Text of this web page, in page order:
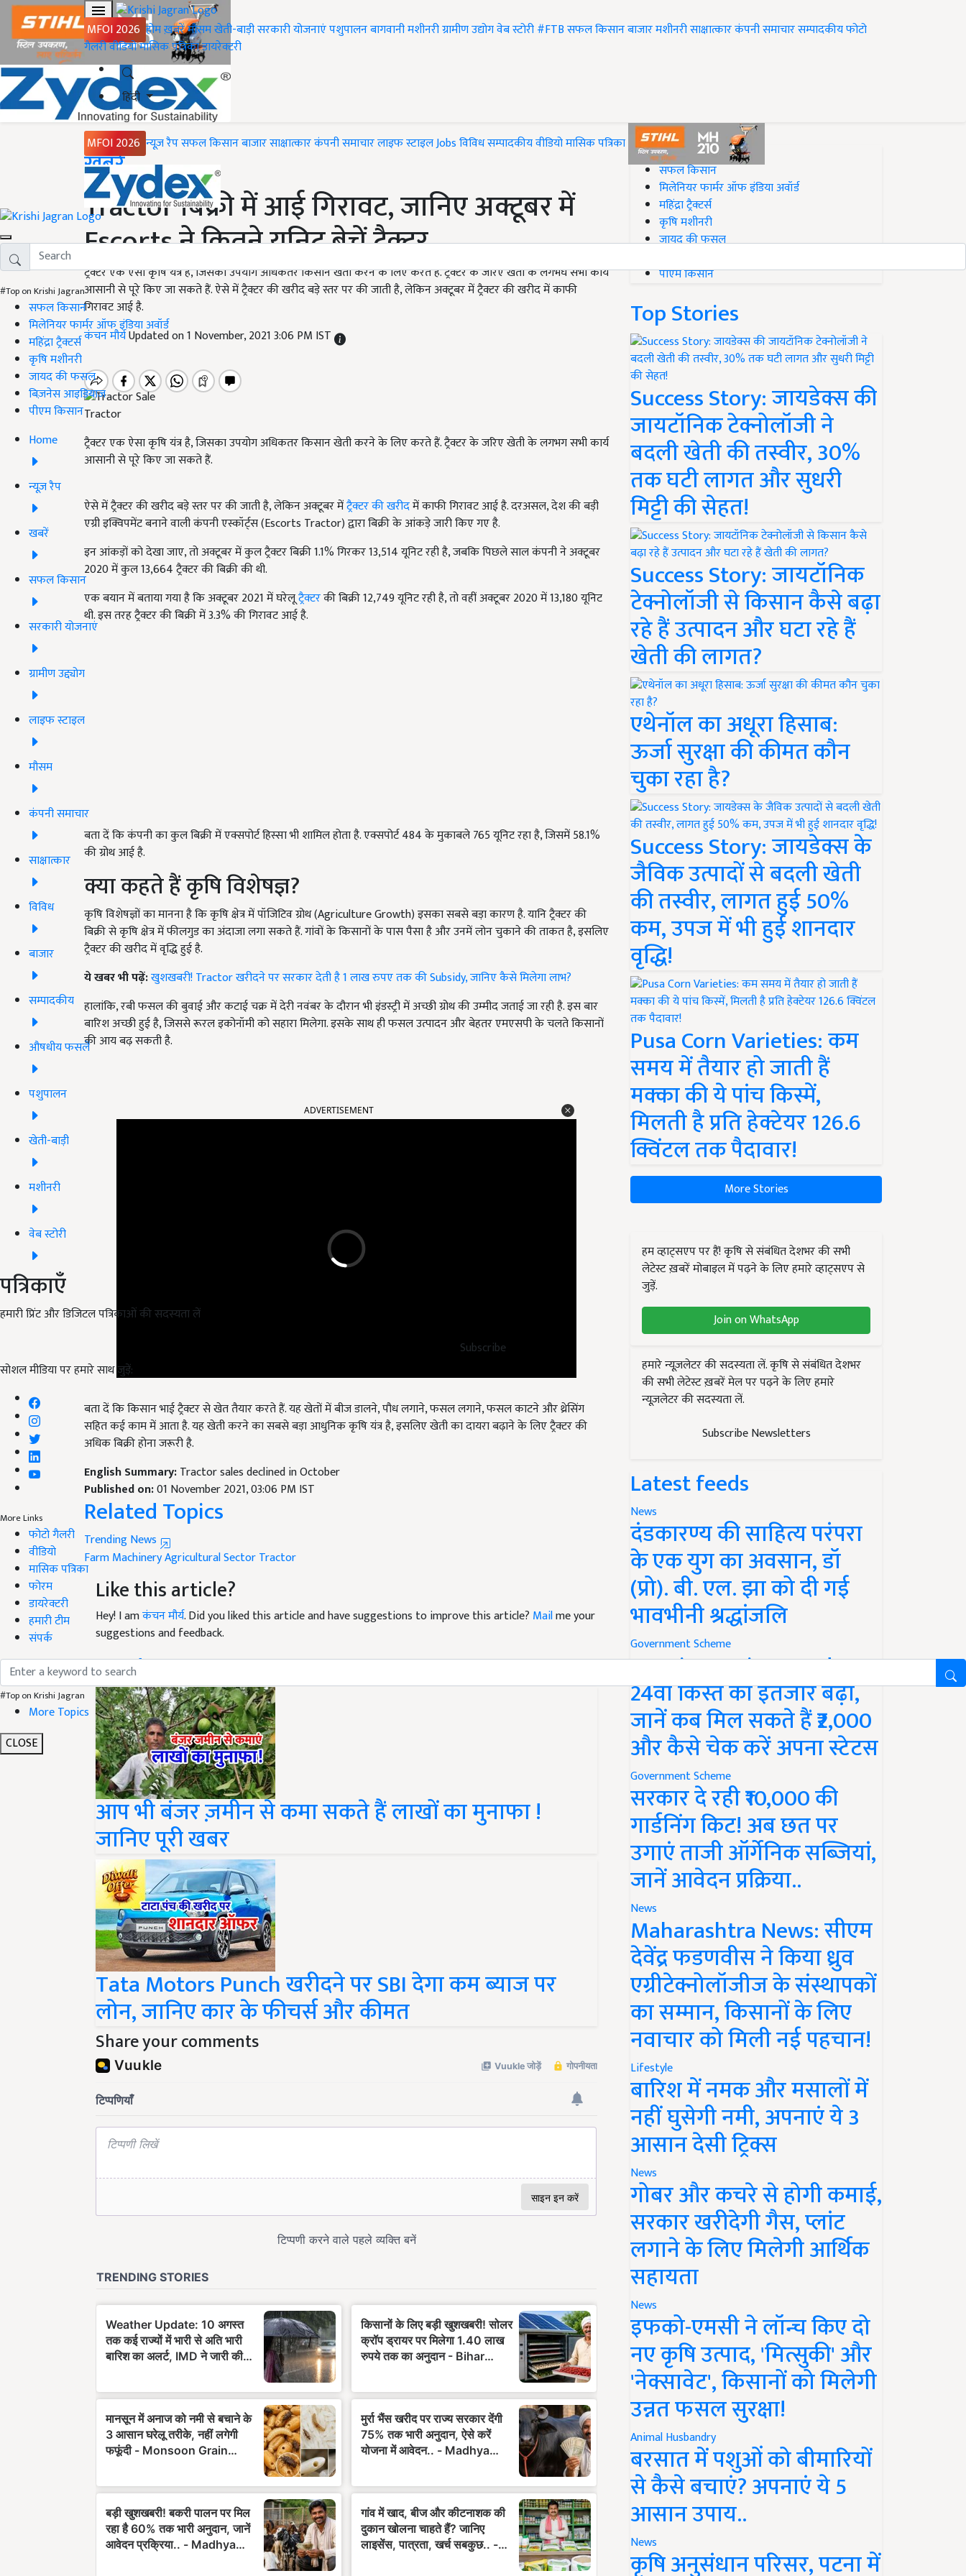
MFOI 2026 होमख़बरेंमौसमखेती-बाड़ीसरकारी योजनाएंपशुपालनबागवानीमशीनरीग्रामीण उद्योगवेब स्टोरी#FTBसफल किसानबाजारमशीनरीसाक्षात्कारकंपनी समाचारसम्पादकीयफोटो
गैलरीवीडियोमासिक पत्रिकाडायरेक्टरी
हिंदी
MFOI 2026 न्यूज़ रैपसफल किसानबाजारसाक्षात्कारकंपनी समाचारलाइफ स्टाइलJobsविविधसम्पादकीयवीडियोमासिक पत्रिका
#Top on Krishi Jagran
सफल किसान
मिलेनियर फार्मर ऑफ इंडिया अवॉर्ड
महिंद्रा ट्रैक्टर्स
कृषि मशीनरी
जायद की फसल
बिज़नेस आइडियाज
पीएम किसान
Home
न्यूज़ रैप
खबरें
सफल किसान
सरकारी योजनाएं
ग्रामीण उद्द्योग
लाइफ स्टाइल
मौसम
कंपनी समाचार
साक्षात्कार
विविध
बाजार
सम्पादकीय
औषधीय फसलें
पशुपालन
खेती-बाड़ी
मशीनरी
वेब स्टोरी
पत्रिकाएँ
हमारी प्रिंट और डिजिटल पत्रिकाओं की सदस्यता लें
Subscribe
सोशल मीडिया पर हमारे साथ जुड़ें:
More Links
फोटो गैलरी
वीडियो
मासिक पत्रिका
फोरम
डायरेक्टरी
हमारी टीम
संपर्क
#Top on Krishi Jagran
More Topics
CLOSE
Home
ख़बरें
Tractor बिक्री में आई गिरावट, जानिए अक्टूबर में
Escorts ने कितने यूनिट बेचें ट्रैक्टर
ट्रैक्टर एक ऐसा कृषि यंत्र है, जिसका उपयोग अधिकतर किसान खेती करने के लिए करते हैं. ट्रैक्टर के जरिए खेती के लगभघ सभी कार्य
आसानी से पूरे किए जा सकते हैं. ऐसे में ट्रैक्टर की खरीद बड़े स्तर पर की जाती है, लेकिन अक्टूबर में ट्रैक्टर की खरीद में काफी
गिरावट आई है.
कंचन मौर्यUpdated on 1 November, 2021 3:06 PM IST
Tractor
ट्रैक्टर एक ऐसा कृषि यंत्र है, जिसका उपयोग अधिकतर किसान खेती करने के लिए करते हैं. ट्रैक्टर के जरिए खेती के लगभग सभी कार्य
आसानी से पूरे किए जा सकते हैं.
ऐसे में ट्रैक्टर की खरीद बड़े स्तर पर की जाती है, लेकिन अक्टूबर मेंट्रैक्टर की खरीदमें काफी गिरावट आई है. दरअसल, देश की बड़ी
एग्री इक्विपमेंट बनाने वाली कंपनी एस्कॉर्ट्स (Escorts Tractor) द्वारा बिक्री के आंकड़े जारी किए गए है.
इन आंकड़ों को देखा जाए, तो अक्टूबर में कुल ट्रैक्टर बिक्री 1.1% गिरकर 13,514 यूनिट रही है, जबकि पिछले साल कंपनी ने अक्टूबर
2020 में कुल 13,664 ट्रैक्टर की बिक्री की थी.
एक बयान में बताया गया है कि अक्टूबर 2021 में घरेलूट्रैक्टरकी बिक्री 12,749 यूनिट रही है, तो वहीं अक्टूबर 2020 में 13,180 यूनिट
थी. इस तरह ट्रैक्टर की बिक्री में 3.3% की गिरावट आई है.
बता दें कि कंपनी का कुल बिक्री में एक्सपोर्ट हिस्सा भी शामिल होता है. एक्सपोर्ट 484 के मुकाबले 765 यूनिट रहा है, जिसमें 58.1%
की ग्रोथ आई है.
क्या कहते हैं कृषि विशेषज्ञ?
कृषि विशेषज्ञों का मानना है कि कृषि क्षेत्र में पॉजिटिव ग्रोथ (Agriculture Growth) इसका सबसे बड़ा कारण है. यानि ट्रैक्टर की
बिक्री से कृषि क्षेत्र में फीलगुड का अंदाजा लगा सकते हैं. गांवों के किसानों के पास पैसा है और उनमें लोन चुकाने की ताकत है, इसलिए
ट्रैक्टर की खरीद में वृद्धि हुई है.
ये खबर भी पढ़ें:खुशखबरी! Tractor खरीदने पर सरकार देती है 1 लाख रुपए तक की Subsidy, जानिए कैसे मिलेगा लाभ?
हालांकि, रबी फसल की बुवाई और कटाई चक्र में देरी नवंबर के दौरान भी इंडस्ट्री में अच्छी ग्रोथ की उम्मीद जताई जा रही है. इस बार
बारिश अच्छी हुई है, जिससे रूरल इकोनॉमी को सहारा मिलेगा. इसके साथ ही फसल उत्पादन और बेहतर एमएसपी के चलते किसानों
की आय बढ़ सकती है.
सहित कई काम में आता है. यह खेती करने का सबसे बड़ा आधुनिक कृषि यंत्र है, इसलिए खेती का दायरा बढ़ाने के लिए ट्रैक्टर की
अधिक बिक्री होना जरूरी है.
Published on:01 November 2021, 03:06 PM IST
Related Topics
Trending News
Farm MachineryAgricultural Sector
Like this article?
Hey! I amकंचन मौर्य. Did you liked this article and have suggestions to improve this article?
suggestions and feedback.
Read next
आप भी बंजर ज़मीन से कमा सकते हैं लाखों का मुनाफा !
जानिए पूरी खबर
Tata Motors Punch खरीदने पर SBI देगा कम ब्याज पर
लोन, जानिए कार के फीचर्स और कीमत
Share your comments
#Top on Krishi Jagran
सफल किसान
मिलेनियर फार्मर ऑफ इंडिया अवॉर्ड
महिंद्रा ट्रैक्टर्स
कृषि मशीनरी
जायद की फसल
पीएम किसान
Top Stories
Success Story: जायडेक्स की
जायटॉनिक टेक्नोलॉजी ने
बदली खेती की तस्वीर, 30%
तक घटी लागत और सुधरी
मिट्टी की सेहत!
Success Story: जायटॉनिक
टेक्नोलॉजी से किसान कैसे बढ़ा
रहे हैं उत्पादन और घटा रहे हैं
खेती की लागत?
एथेनॉल का अधूरा हिसाब:
ऊर्जा सुरक्षा की कीमत कौन
चुका रहा है?
Success Story: जायडेक्स के
जैविक उत्पादों से बदली खेती
की तस्वीर, लागत हुई 50%
कम, उपज में भी हुई शानदार
वृद्धि!
Pusa Corn Varieties: कम
समय में तैयार हो जाती हैं
मक्का की ये पांच किस्में,
मिलती है प्रति हेक्टेयर 126.6
क्विंटल तक पैदावार!
More Stories
हम व्हाट्सएप पर हैं! कृषि से संबंधित देशभर की सभी
लेटेस्ट ख़बरें मोबाइल में पढ़ने के लिए हमारे व्हाट्सएप से
जुड़ें.
Join on WhatsApp
हमारे न्यूज़लेटर की सदस्यता लें. कृषि से संबंधित देशभर
की सभी लेटेस्ट ख़बरें मेल पर पढ़ने के लिए हमारे
न्यूज़लेटर की सदस्यता लें.
Subscribe Newsletters
Latest feeds
News
दंडकारण्य की साहित्य परंपरा
के एक युग का अवसान, डॉ
(प्रो). बी. एल. झा को दी गई
भावभीनी श्रद्धांजलि
Government Scheme
PM Kisan Yojana Update:
24वीं किस्त का इंतजार बढ़ा,
जानें कब मिल सकते हैं ₹2,000
और कैसे चेक करें अपना स्टेटस
Government Scheme
सरकार दे रही ₹10,000 की
गार्डनिंग किट! अब छत पर
उगाएं ताजी ऑर्गेनिक सब्जियां,
जानें आवेदन प्रक्रिया..
News
Maharashtra News: सीएम
देवेंद्र फडणवीस ने किया ध्रुव
एग्रीटेक्नोलॉजीज के संस्थापकों
का सम्मान, किसानों के लिए
नवाचार को मिली नई पहचान!
Lifestyle
बारिश में नमक और मसालों में
नहीं घुसेगी नमी, अपनाएं ये 3
आसान देसी ट्रिक्स
News
गोबर और कचरे से होगी कमाई,
सरकार खरीदेगी गैस, प्लांट
लगाने के लिए मिलेगी आर्थिक
सहायता
News
इफको-एमसी ने लॉन्च किए दो
नए कृषि उत्पाद, 'मित्सुकी' और
'नेक्सावेट', किसानों को मिलेगी
उन्नत फसल सुरक्षा!
Animal Husbandry
बरसात में पशुओं को बीमारियों
से कैसे बचाएं? अपनाएं ये 5
आसान उपाय..
News
कृषि अनुसंधान परिसर, पटना में